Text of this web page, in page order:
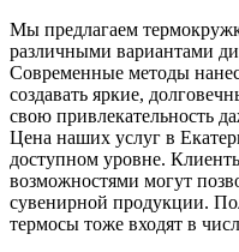
Мы предлагаем
различными вариантами
Современные методы
создавать яркие,
свою привлекательность
Цена наших услуг в
доступном уровне.
возможностями могут
сувенирной продукции.
термосы тоже входят в